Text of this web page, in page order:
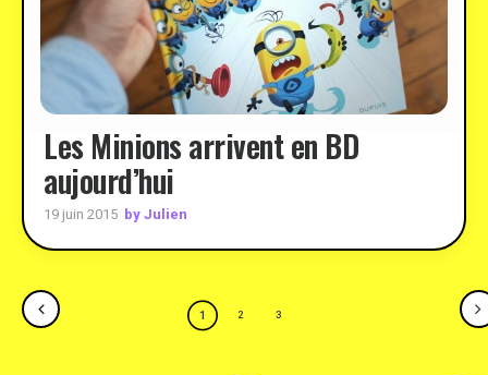
Les Minions arrivent en BD
aujourd’hui
19 juin 2015 by Julien
1 2 3